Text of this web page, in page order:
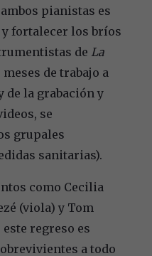
pianistas es
fortalecer los bríos
de La
de trabajo a
de la grabación y
se
grupales
sanitarias).
como Cecilia
(viola) y Tom
regreso es
a todo